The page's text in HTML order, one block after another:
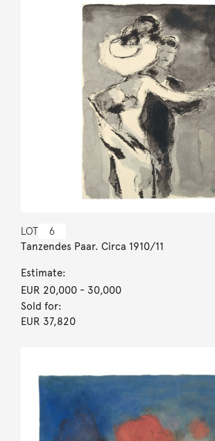
LOT 6
Tanzendes Paar. Circa 1910/11
Estimate:
EUR 20,000- 30,000
Sold for:
EUR 37,820